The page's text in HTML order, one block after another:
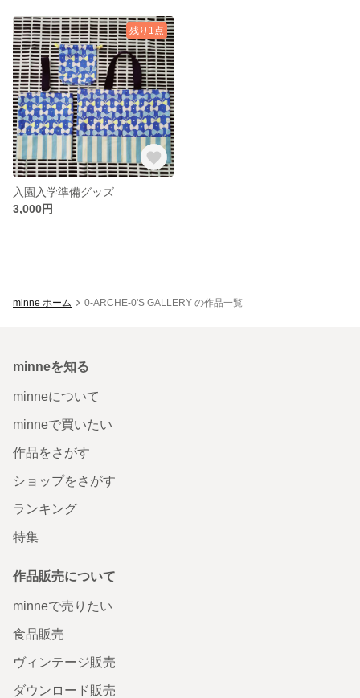
残り1点
入園入学準備グッズ
3,000円
minne ホーム 0-ARCHE-0'S GALLERY の作品一覧
minneを知る
minneについて
minneで買いたい
作品をさがす
ショップをさがす
ランキング
特集
作品販売について
minneで売りたい
食品販売
ヴィンテージ販売
ダウンロード販売